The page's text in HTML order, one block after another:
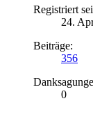
Registriert
24.
Beiträge:
356
0